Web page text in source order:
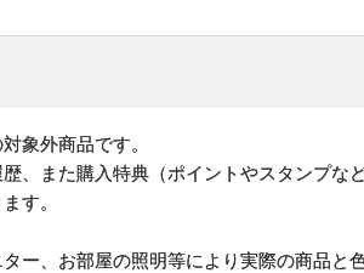
象外商品です。
、また購入特典（ポイントやスタンプな
す。
ー、お部屋の照明等により実際の商品と